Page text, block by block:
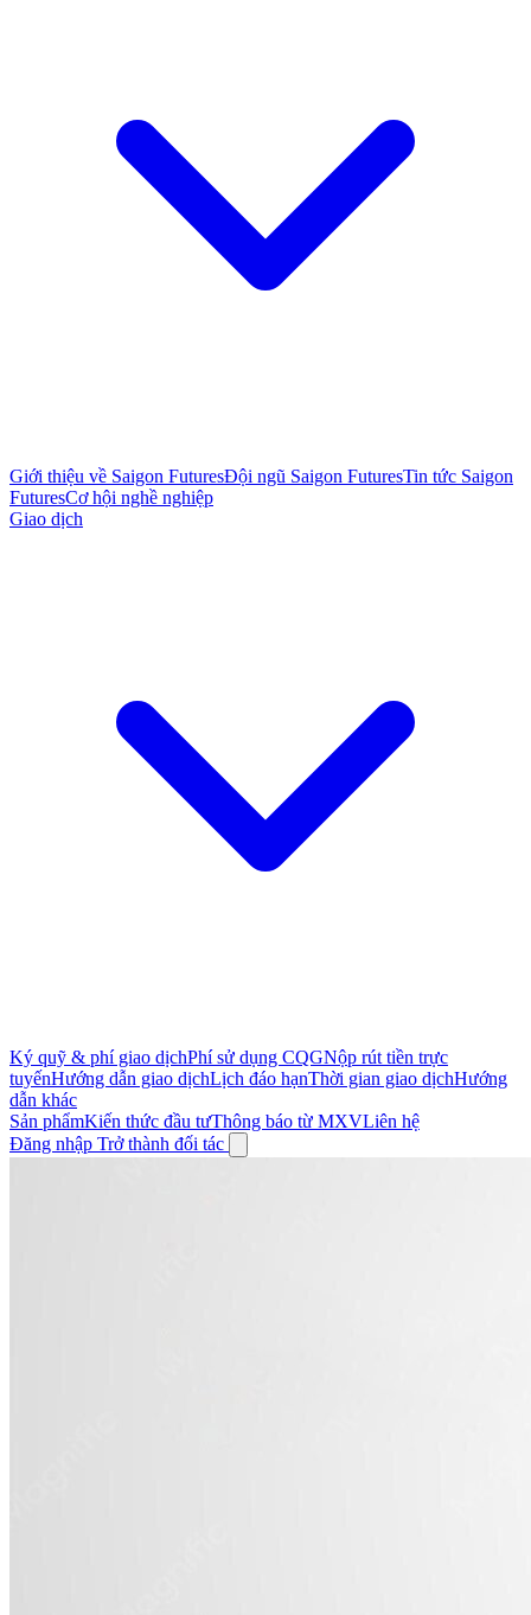
Giới thiệu về Saigon FuturesĐội ngũ Saigon FuturesTin tức Saigon
FuturesCơ hội nghề nghiệp
Giao dịch
Ký quỹ & phí giao dịchPhí sử dụng CQGNộp rút tiền trực
tuyếnHướng dẫn giao dịchLịch đáo hạnThời gian giao dịchHướng
dẫn khác
Sản phẩmKiến thức đầu tưThông báo từ MXVLiên hệ
Đăng nhập Trở thành đối tác